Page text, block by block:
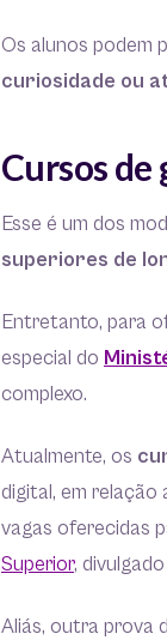
Os alunos podem
curiosidade ou
Cursos de
Esse é um dos
superiores de
Entretanto, para
especial do
complexo.
Atualmente, os
digital, em relação
vagas oferecidas
Superior,
Aliás, outra prova